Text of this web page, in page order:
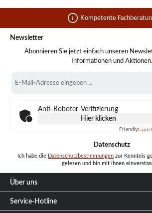
Kompetente
Newsletter
Abonnieren Sie jetzt einfach unseren
Informationen und Aktionen.
Mail-
Anti-Roboter-Verifizierung
Hier klicken
Friendly
Datenschutz
Ich habe die Datenschutzbestimmungen zur Kenntnis
gelesen und bin mit ihnen
Über uns
Service-Hotline